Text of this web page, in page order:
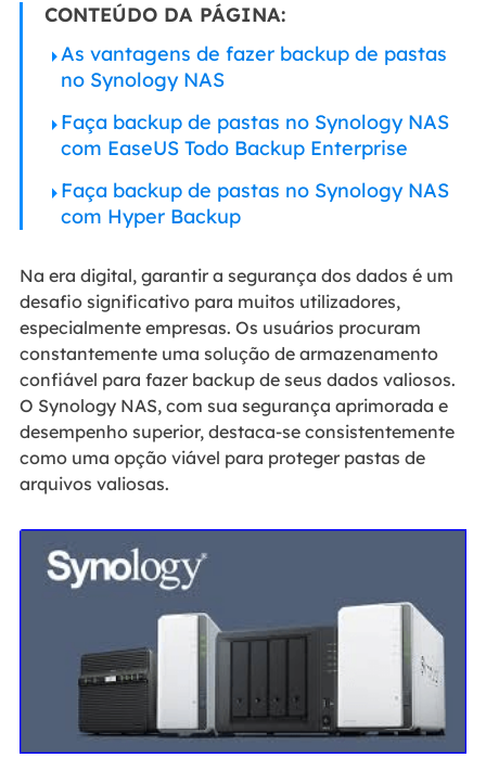
CONTEÚDO DA PÁGINA:
As vantagens de fazer backup de pastas
no Synology NAS
Faça backup de pastas no Synology NAS
com EaseUS Todo Backup Enterprise
Faça backup de pastas no Synology NAS
com Hyper Backup
Na era digital, garantir a segurança dos dados é um
desafio significativo para muitos utilizadores,
especialmente empresas. Os usuários procuram
constantemente uma solução de armazenamento
confiável para fazer backup de seus dados valiosos.
O Synology NAS, com sua segurança aprimorada e
desempenho superior, destaca-se consistentemente
como uma opção viável para proteger pastas de
arquivos valiosas.